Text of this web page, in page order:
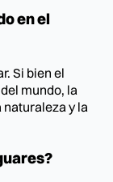
en el
Si bien el
mundo, la
naturaleza y la